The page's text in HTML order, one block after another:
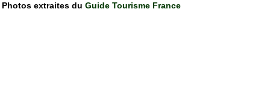
Photos extraites du Guide Tourisme France